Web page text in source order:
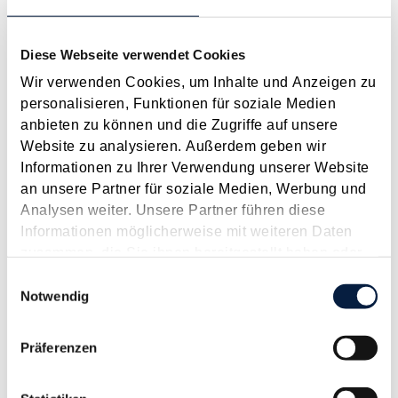
Diese Webseite verwendet Cookies
Wir verwenden Cookies, um Inhalte und Anzeigen zu
personalisieren, Funktionen für soziale Medien
anbieten zu können und die Zugriffe auf unsere
Website zu analysieren. Außerdem geben wir
Informationen zu Ihrer Verwendung unserer Website
an unsere Partner für soziale Medien, Werbung und
Analysen weiter. Unsere Partner führen diese
Informationen möglicherweise mit weiteren Daten
gesammelt haben.
Notwendig
Präferenzen
August 2026
Einleitung und Kernaussage der Entscheidung Das
Bundesfinanzgericht (GZ RV/7103366/2025 vom 10.02.2026)
hatte sich mit der Frage auseinanderzusetzen, welchem
Elternteil nach einer Scheidung die Familienbeihilfe zusteht,
wenn sich das Kind tatsächlich überwiegend im Haushalt
eines...
Langtext
noch vor Jahresende schützt vor Beitragszuschlag
Für Freiberufler bzw. so genannte Neue Selbständige kann es
Sozialversicherungsanstalt der gewerblichen Wirtschaft